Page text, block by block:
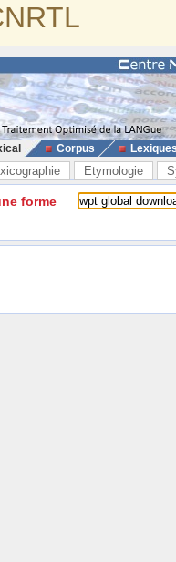
Corpus
Etymologie
forme